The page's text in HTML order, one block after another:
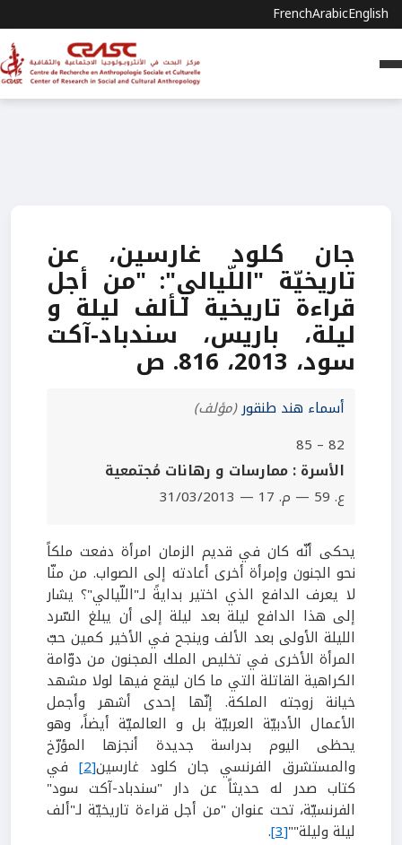
FrenchArabicEnglish
جان كلود غارسين، عن
تاريخيّة "اللّيالي": "من أجل
قراءة تاريخية لـألف ليلة و
ليلة، باريس، سندباد-آكت
سود، 2013، 816. ص
أسماء هند طنقور(مؤلف)
82 – 85
الأسرة : ممارسات و رهانات مُجتمعية
ع. 59 — م. 17 — 31/03/2013
يحكى أنّه كان في قديم الزمان امرأة دفعت ملكاً
نحو الجنون وإمرأة أخرى أعادته إلى الصواب. من منّا
لا يعرف الدافع الذي اختير بدايةً لـ"اللّيالي"؟ يشار
إلى هذا الدافع ليلة بعد ليلة إلى أن يبلغ السّرد
الليلة الأولى بعد الألف وينجح في الأخير كمين حبّ
المرأة الأخرى في تخليص الملك المجنون من دوّامة
الكراهية القاتلة التي ما كان ليقع فيها لولا مشهد
خيانة زوجته الملكة. إنّها إحدى أشهر وأجمل
الأعمال الأدبيّة العربيّة بل و العالميّة أيضاً، وهو
يحظى اليوم بدراسة جديدة أنجزها المؤرّخ
والمستشرق الفرنسي جان كلود غارسين[2]
في
كتاب صدر له حديثاً عن دار "سندباد-آكت سود"
الفرنسيّة، تحت عنوان "من أجل قراءة تاريخيّة لـ"ألف
ليلة وليلة""[3]
.